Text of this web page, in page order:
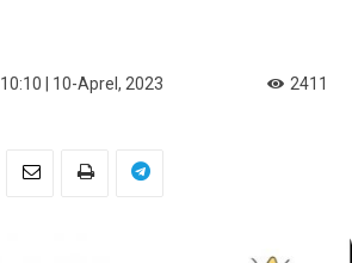
10:10 | 10-Aprel, 2023 2411